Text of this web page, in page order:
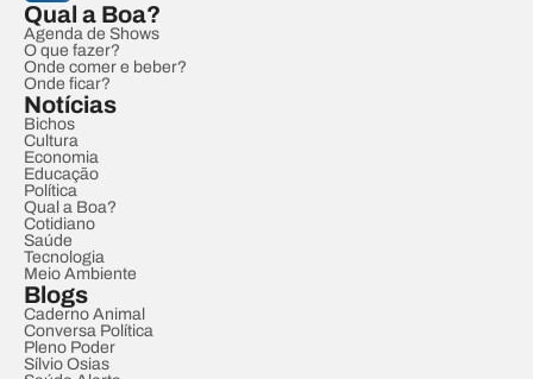
Qual a Boa?
Agenda de Shows
O que fazer?
Onde comer e beber?
Onde ficar?
Notícias
Bichos
Cultura
Economia
Educação
Política
Qual a Boa?
Cotidiano
Saúde
Tecnologia
Meio Ambiente
Blogs
Caderno Animal
Conversa Política
Pleno Poder
Sílvio Osias